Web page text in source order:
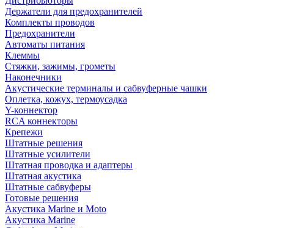
Держатели для предохранителей
Комплекты проводов
Предохранители
Автоматы питания
Клеммы
Стяжки, зажимы, грометы
Наконечники
Акустические терминалы и сабвуферные чашки
Оплетка, кожух, термоусадка
Y-коннектор
RCA коннекторы
Крепежи
Штатные решения
Штатные усилители
Штатная проводка и адаптеры
Штатная акустика
Штатные сабвуферы
Готовые решения
Акустика Marine и Moto
Акустика Marine